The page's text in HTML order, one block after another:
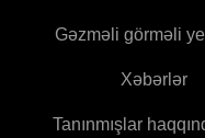
Gəzməli görməli
Xəbərlər
Tanınmışlar